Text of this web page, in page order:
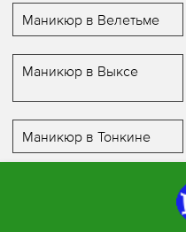
Маникюр в Велетьме
Маникюр в Выксе
Маникюр в Тонкине